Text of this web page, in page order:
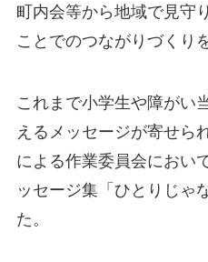
町内会等から地域で見守
ことでのつながりづくり
これまで小学生や障がい
えるメッセージが寄せら
による作業委員会におい
ッセージ集「ひとりじゃ
た。